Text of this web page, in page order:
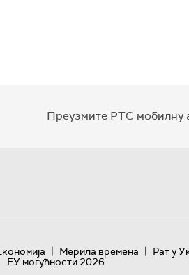
Преузмите РТС мобилну
| Мерила времена | Рат у
ЕУ могућности 2026